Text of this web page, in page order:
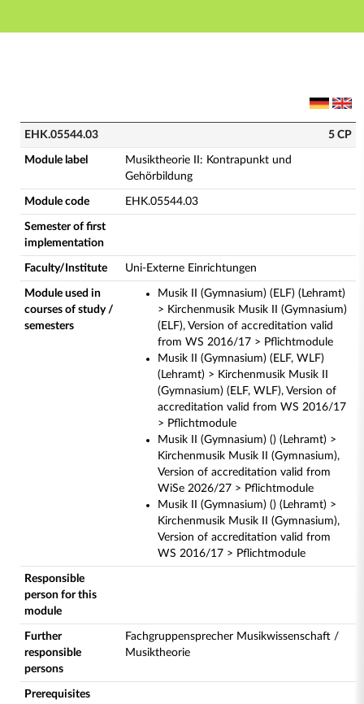
Main navigation
EHK.05544.03 - Musiktheorie II: Kontrapunkt und
EHK.05544.03 5 CP
Module label
Musiktheorie II: Kontrapunkt und
Gehörbildung
Module code EHK.05544.03
Semester of first
implementation
Faculty/Institute Uni-Externe Einrichtungen
Module used in
courses of study /
semesters
Musik II (Gymnasium) (ELF) (Lehramt)
> Kirchenmusik Musik II (Gymnasium)
(ELF), Version of accreditation valid
from WS 2016/17 > Pflichtmodule
Musik II (Gymnasium) (ELF, WLF)
(Lehramt) > Kirchenmusik Musik II
(Gymnasium) (ELF, WLF), Version of
accreditation valid from WS 2016/17
> Pflichtmodule
Musik II (Gymnasium) () (Lehramt) >
Kirchenmusik Musik II (Gymnasium),
Version of accreditation valid from
WiSe 2026/27 > Pflichtmodule
Musik II (Gymnasium) () (Lehramt) >
Kirchenmusik Musik II (Gymnasium),
Version of accreditation valid from
WS 2016/17 > Pflichtmodule
Responsible
person for this
module
Further
responsible
persons
Fachgruppensprecher Musikwissenschaft /
Musiktheorie
Prerequisites